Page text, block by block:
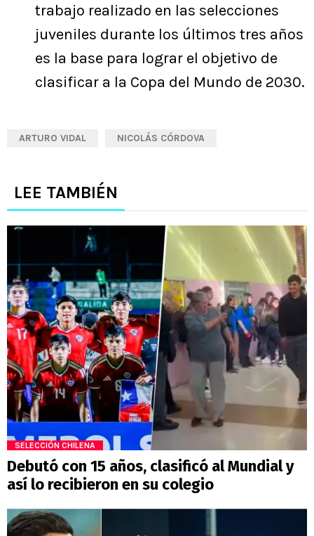
trabajo realizado en las selecciones
juveniles durante los últimos tres años
es la base para lograr el objetivo de
clasificar a la Copa del Mundo de 2030.
ARTURO VIDAL NICOLÁS CÓRDOVA
LEE TAMBIÉN
SELECCIÓN CHILENA
Debutó con 15 años, clasificó al Mundial y
así lo recibieron en su colegio